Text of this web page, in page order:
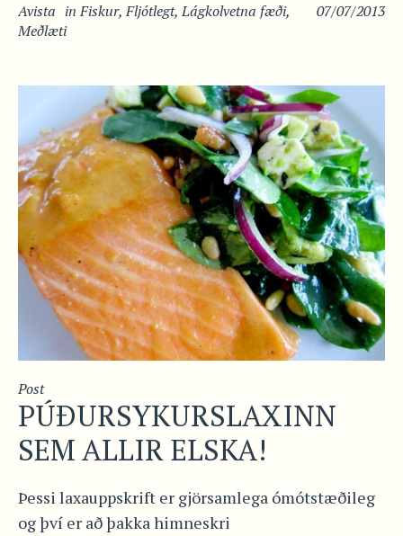
07/07/2013
Avista inFiskur,Fljótlegt,Lágkolvetna fæði,
Meðlæti
Post
PÚÐURSYKURSLAXINN
SEM ALLIR ELSKA!
Þessi laxauppskrift er gjörsamlega ómótstæðileg
og því er að þakka himneskri